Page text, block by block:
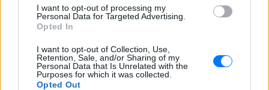
I want to opt-out of processing my
Personal Data for Targeted Advertising.
Opted In
I want to opt-out of Collection, Use,
Retention, Sale, and/or Sharing of my
Personal Data that Is Unrelated with the
Purposes for which it was collected.
Opted Out